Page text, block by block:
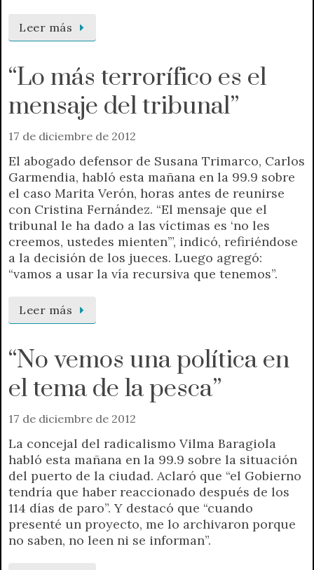
Leer más
“Lo más terrorífico es el
mensaje del tribunal”
17 de diciembre de 2012
El abogado defensor de Susana Trimarco, Carlos
Garmendia, habló esta mañana en la 99.9 sobre
el caso Marita Verón, horas antes de reunirse
con Cristina Fernández. “El mensaje que el
tribunal le ha dado a las víctimas es ‘no les
creemos, ustedes mienten’”, indicó, refiriéndose
a la decisión de los jueces. Luego agregó:
“vamos a usar la vía recursiva que tenemos”.
Leer más
“No vemos una política en
el tema de la pesca”
17 de diciembre de 2012
La concejal del radicalismo Vilma Baragiola
habló esta mañana en la 99.9 sobre la situación
del puerto de la ciudad. Aclaró que “el Gobierno
tendría que haber reaccionado después de los
114 días de paro”. Y destacó que “cuando
presenté un proyecto, me lo archivaron porque
no saben, no leen ni se informan”.